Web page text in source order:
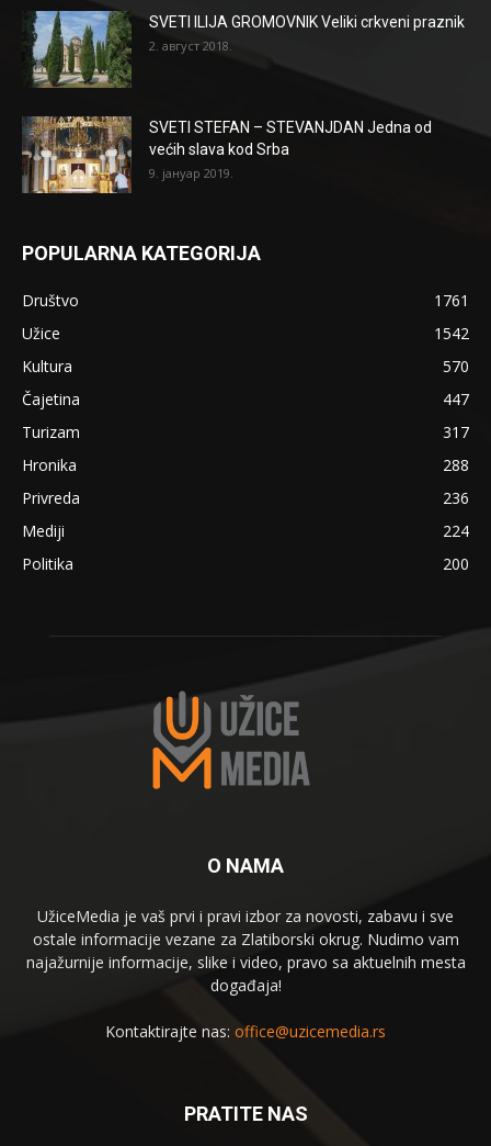
SVETI ILIJA GROMOVNIK Veliki crkveni praznik
2. август 2018.
SVETI STEFAN – STEVANJDAN Jedna od
većih slava kod Srba
9. јануар 2019.
POPULARNA KATEGORIJA
Društvo
1761
Užice
1542
Kultura
570
Čajetina
447
Turizam
317
Hronika
288
Privreda
236
Mediji
224
Politika
200
O NAMA
UžiceMedia je vaš prvi i pravi izbor za novosti, zabavu i sve
ostale informacije vezane za Zlatiborski okrug. Nudimo vam
najažurnije informacije, slike i video, pravo sa aktuelnih mesta
događaja!
Kontaktirajte nas: office@uzicemedia.rs
PRATITE NAS